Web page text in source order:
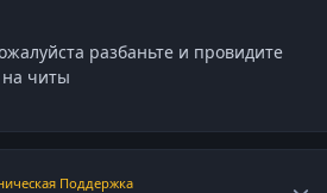
разбаньте и провидите
читы
Поддержка